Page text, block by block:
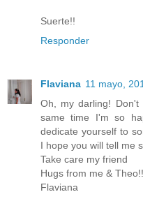
Suerte!!
Responder
Flaviana 11 mayo,
Oh, my darling!
same time I'm so
dedicate yourself to
I hope you will tell me
Take care my friend
Hugs from me & Theo!!
Flaviana